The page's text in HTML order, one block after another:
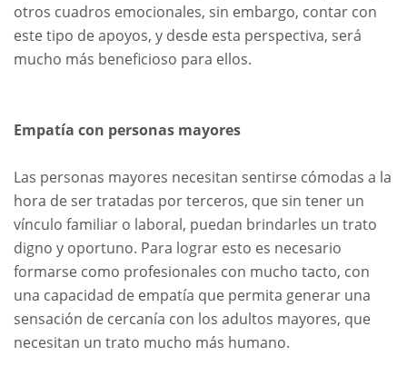
otros cuadros emocionales, sin embargo, contar con
este tipo de apoyos, y desde esta perspectiva, será
mucho más beneficioso para ellos.
Empatía con personas mayores
Las personas mayores necesitan sentirse cómodas a la
hora de ser tratadas por terceros, que sin tener un
vínculo familiar o laboral, puedan brindarles un trato
digno y oportuno. Para lograr esto es necesario
formarse como profesionales con mucho tacto, con
una capacidad de empatía que permita generar una
sensación de cercanía con los adultos mayores, que
necesitan un trato mucho más humano.